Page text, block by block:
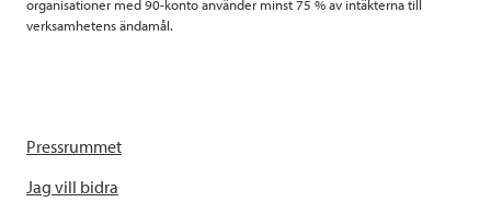
organisationer med 90-konto använder minst 75 % av intäkterna till
verksamhetens ändamål.
Pressrummet
Jag vill bidra